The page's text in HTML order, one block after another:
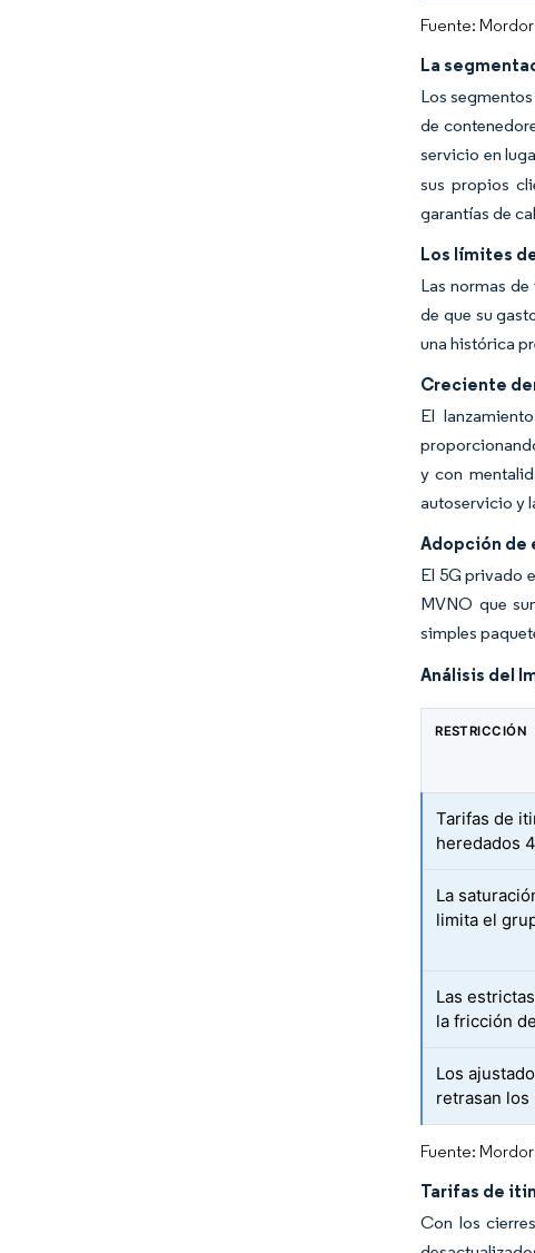
Fuente:
La
Los
de
servicio en
sus propios
garantías de
Los límites
Las normas
de que su
una histórica
Creciente
El
y con
autoservicio y
Adopción de
El 5G privado
MVNO que
simples
Análisis del
RESTRICCIÓN
Tarifas de
heredados
La
limita el
Las
la fricción
Los
retrasan los
Fuente:
Tarifas de
Con los